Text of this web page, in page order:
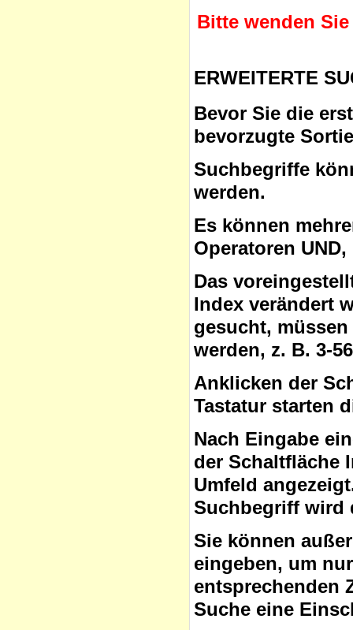
Bitte wenden
ERWEITERTE
Bevor Sie die
bevorzugte
Suchbegriffe
werden.
Es können
Operatoren
Das
Index verändert
gesucht,
werden, z. B. 3-
Anklicken der
Tastatur starten
Nach Eingabe
der Schaltfläche
Umfeld
Suchbegriff wird
Sie können
eingeben, um
entsprechenden
Suche eine